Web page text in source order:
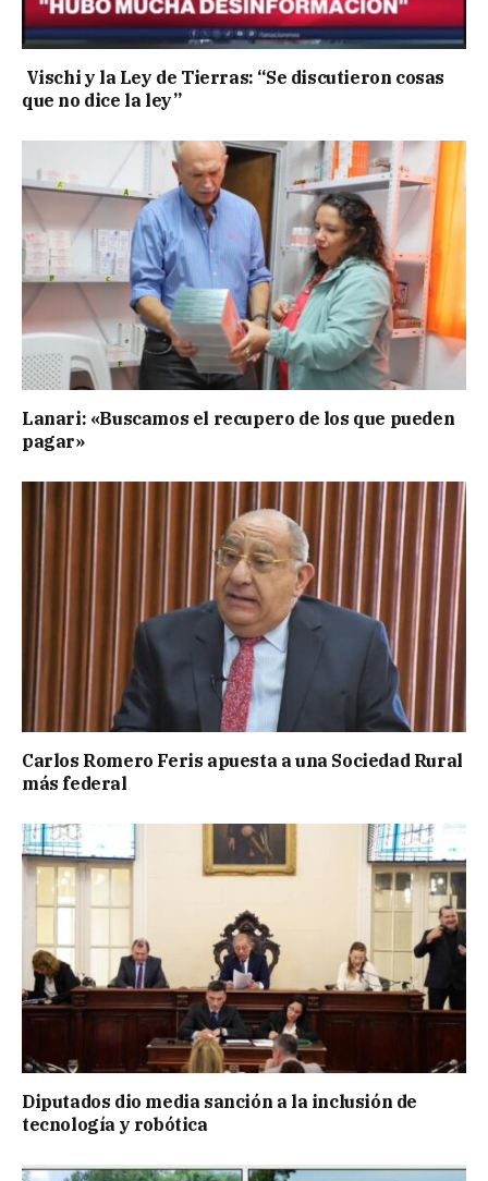
Vischi y la Ley de Tierras: “Se discutieron cosas
que no dice la ley”
Lanari: «Buscamos el recupero de los que pueden
pagar»
Carlos Romero Feris apuesta a una Sociedad Rural
más federal
Diputados dio media sanción a la inclusión de
tecnología y robótica